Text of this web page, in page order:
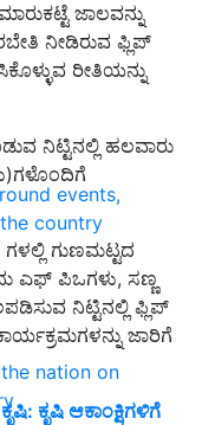
events,
country
nation on
ಜಾಲವನ್ನು
ನೀಡಿರುವ ಫ್ಲಿಪ್
ರೀತಿಯನ್ನು
ನಿಟ್ಟಿನಲ್ಲಿ ಹಲವಾರು
ಗುಣಮಟ್ಟದ
ಎಫ್ ಪಿಒಗಳು, ಸಣ್ಣ
ನಿಟ್ಟಿನಲ್ಲಿ ಫ್ಲಿಪ್
ಜಾರಿಗೆ
ಕೃಷಿ ಆಕಾಂಕ್ಷಿಗಳಿಗೆ